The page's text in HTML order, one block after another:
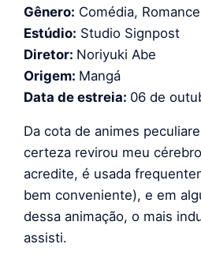
Gênero: Comédia, Romance
Estúdio: Studio Signpost
Diretor: Noriyuki Abe
Origem: Mangá
Data de estreia: 06 de
Da cota de animes
certeza revirou meu
acredite, é usada
bem conveniente), e em
dessa animação, o mais
assisti.